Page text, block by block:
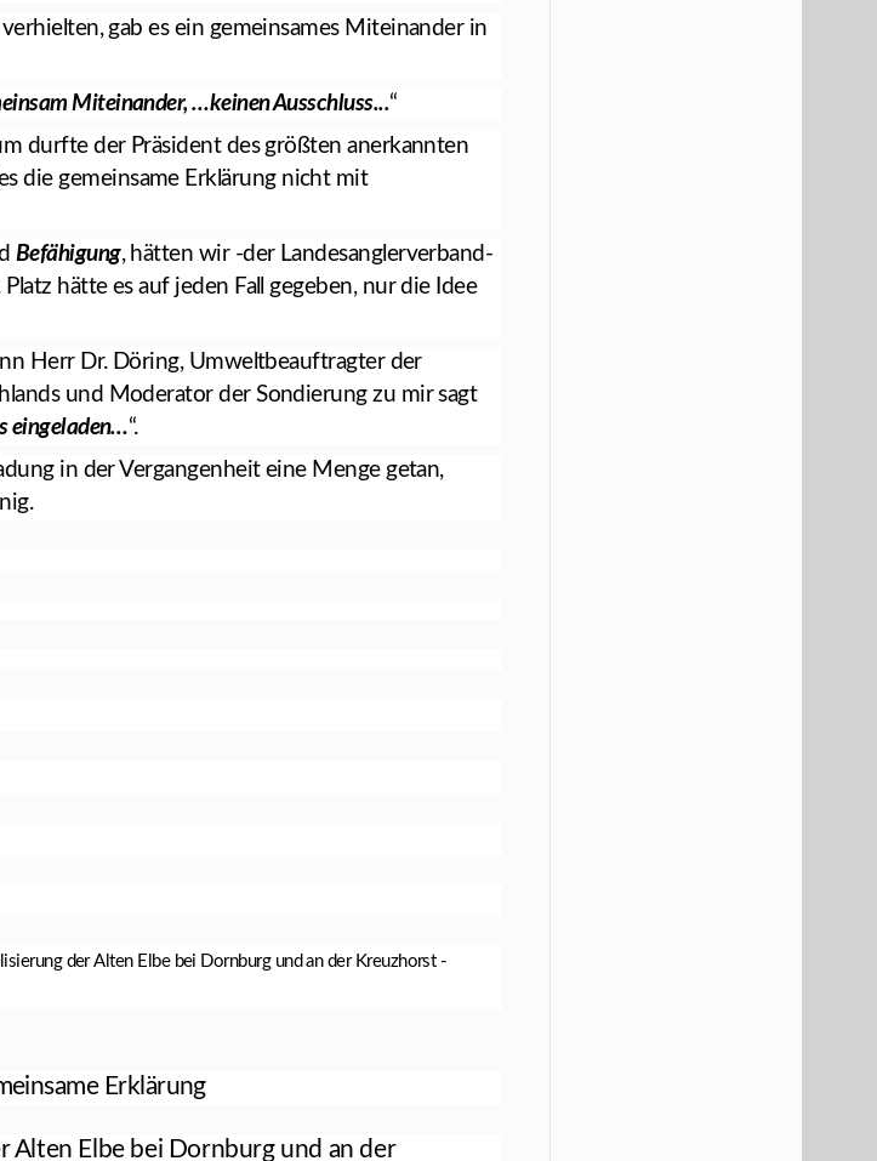
gab es ein gemeinsames Miteinander in
Miteinander, …keinen Ausschluss...“
durfte der Präsident des größten anerkannten
die gemeinsame Erklärung nicht mit
Befähigung, hätten wir -der Landesanglerverband-
hätte es auf jeden Fall gegeben, nur die Idee
Herr Dr. Döring, Umweltbeauftragter der
und Moderator der Sondierung zu mir sagt
eingeladen…“.
in der Vergangenheit eine Menge getan,
der Alten Elbe bei Dornburg und an der Kreuzhorst -
Erklärung
Alten Elbe bei Dornburg und an der